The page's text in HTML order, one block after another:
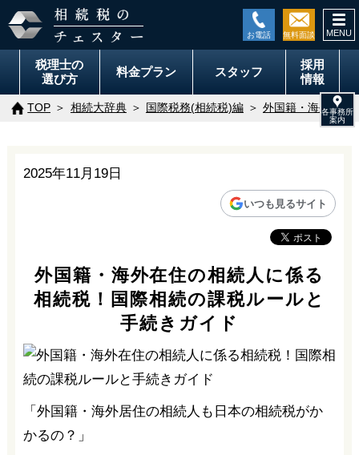
税理士の
選び方
料金プラン スタッフ
採用
情報
TOP 相続大辞典 国際税務(相続税)編 外国籍・海外在住
2025年11月19日
いつも見るサイト
外国籍・海外在住の相続人に係る
相続税！国際相続の課税ルールと
手続きガイド
「外国籍・海外居住の相続人も日本の相続税がか
かるの？」